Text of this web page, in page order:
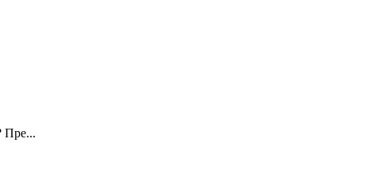
Пре...